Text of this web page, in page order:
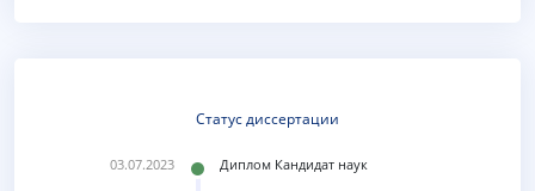
Статус диссертации
03.07.2023 Диплом Кандидат наук